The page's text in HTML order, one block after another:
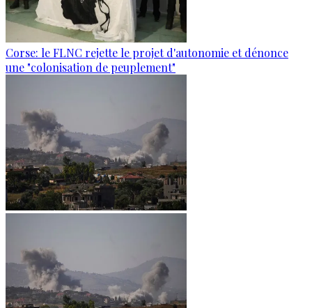
Corse: le FLNC rejette le projet d'autonomie et dénonce
une "colonisation de peuplement"